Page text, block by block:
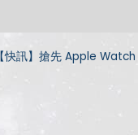
【快訊】搶先 Apple